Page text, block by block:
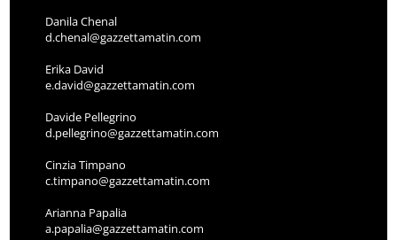
Danila Chenal
d.chenal@gazzettamatin.com
Erika David
e.david@gazzettamatin.com
Davide Pellegrino
d.pellegrino@gazzettamatin.com
Cinzia Timpano
c.timpano@gazzettamatin.com
Arianna Papalia
a.papalia@gazzettamatin.com